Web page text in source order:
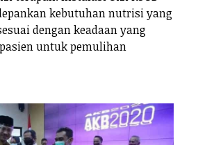
kebutuhan nutrisi yang
dengan keadaan yang
untuk pemulihan